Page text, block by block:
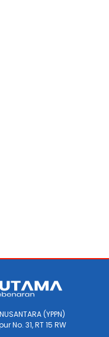
(YPPN)
No. 31, RT 15 RW